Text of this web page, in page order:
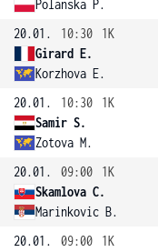
Polanska P.
20.01.
10:30
1K
Girard E.
Korzhova E.
20.01.
10:30
1K
Samir S.
Zotova M.
20.01.
09:00
1K
Skamlova C.
Marinkovic B.
20.01.
09:00
1K